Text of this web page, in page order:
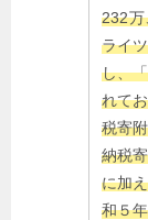
232万
ライ
し、
れて
税寄
納税
に加
和５